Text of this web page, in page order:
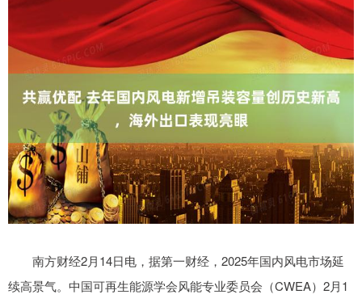
南方财经2月14日电，据第一财经，2025年国内风电市场延
续高景气。中国可再生能源学会风能专业委员会（CWEA）2月1